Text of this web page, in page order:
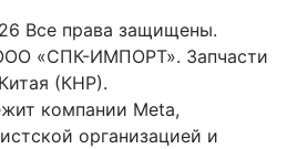
Все права защищены.
«СПК-ИМПОРТ». Запчасти
(КНР).
компании Meta,
организацией и